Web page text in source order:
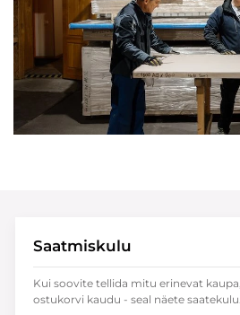
Saatmiskulu
Kui soovite tellida mitu erinevat
ostukorvi kaudu - seal näete saatekulu.